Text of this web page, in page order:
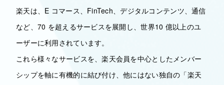
楽天は、E コマース、FinTech、デジタルコンテンツ、通信
など、70 を超えるサービスを展開し、世界10 億以上のユ
ーザーに利用されています。
これら様々なサービスを、楽天会員を中心としたメンバー
シップを軸に有機的に結び付け、他にはない独自の「楽天